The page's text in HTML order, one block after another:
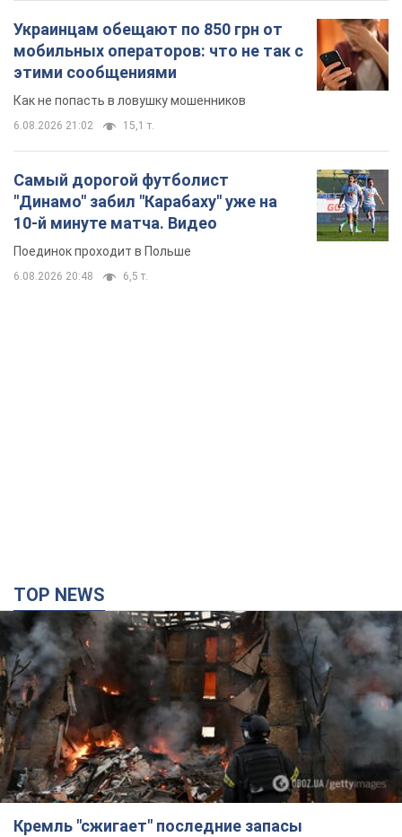
Украинцам обещают по 850 грн от
мобильных операторов: что не так с
этими сообщениями
Как не попасть в ловушку мошенников
6.08.2026 21:02 15,1 т.
Самый дорогой футболист
"Динамо" забил "Карабаху" уже на
10-й минуте матча. Видео
Поединок проходит в Польше
6.08.2026 20:48 6,5 т.
TOP NEWS
Кремль "сжигает" последние запасы